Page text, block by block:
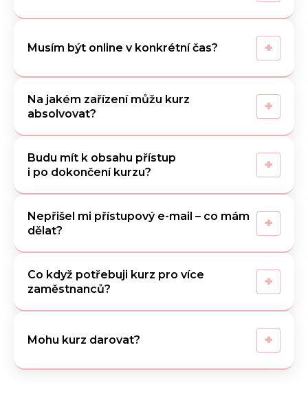
Musím být online v konkrétní čas? +
Na jakém zařízení můžu kurz
absolvovat?
+
Budu mít k obsahu přístup
i po dokončení kurzu?
+
Nepřišel mi přístupový e-mail – co mám
dělat?
+
Co když potřebuji kurz pro více
zaměstnanců?
+
Mohu kurz darovat? +